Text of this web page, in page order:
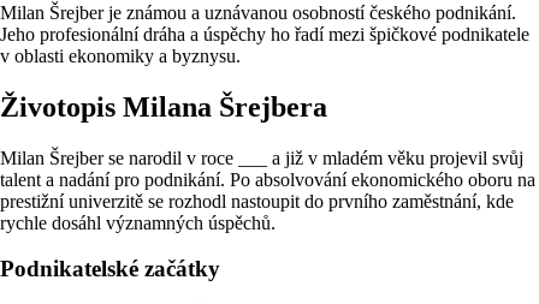
Milan Šrejber je známou a uznávanou osobností českého podnikání.
Jeho profesionální dráha a úspěchy ho řadí mezi špičkové podnikatele
v oblasti ekonomiky a byznysu.
Životopis Milana Šrejbera
Milan Šrejber se narodil v roce ___ a již v mladém věku projevil svůj
talent a nadání pro podnikání. Po absolvování ekonomického oboru na
prestižní univerzitě se rozhodl nastoupit do prvního zaměstnání, kde
rychle dosáhl významných úspěchů.
Podnikatelské začátky